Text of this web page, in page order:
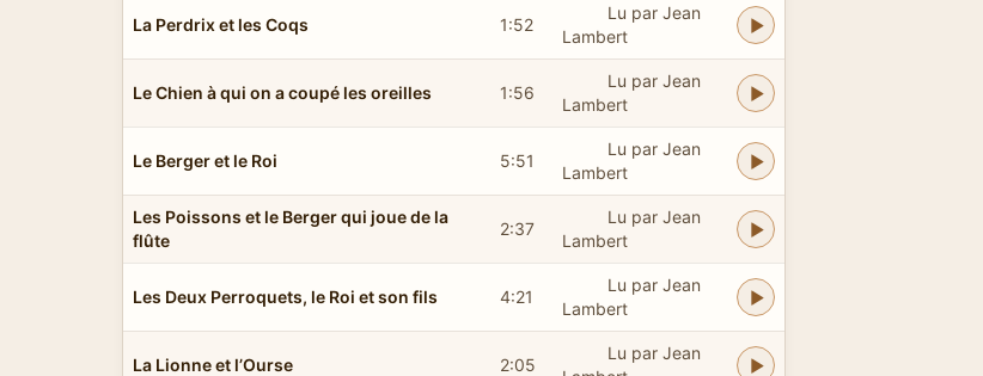
La Perdrix et les Coqs 1:52
Lu par Jean
Lambert
Le Chien à qui on a coupé les oreilles 1:56
Lu par Jean
Lambert
Le Berger et le Roi 5:51
Lu par Jean
Lambert
Les Poissons et le Berger qui joue de la
flûte
2:37
Lu par Jean
Lambert
Les Deux Perroquets, le Roi et son fils 4:21
Lu par Jean
Lambert
La Lionne et l’Ourse 2:05
Lu par Jean